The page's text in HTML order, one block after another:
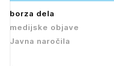
borza dela
medijske objave
Javna naročila